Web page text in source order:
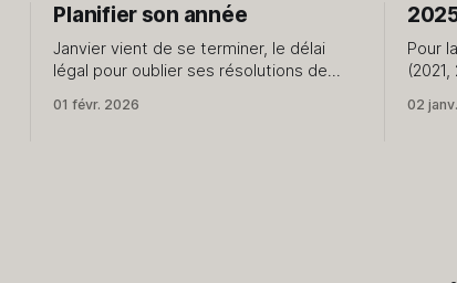
Planifier son année
Janvier vient de se terminer, le délai
légal pour oublier ses résolutions de
pencher sur son année sans la pression
01 févr. 2026
Pour
mon
02